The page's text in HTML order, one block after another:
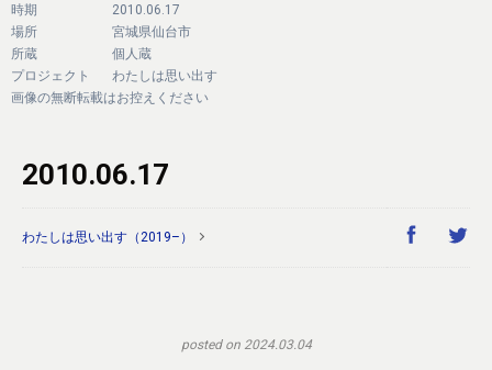
時期
2010.06.17
場所
宮城県仙台市
所蔵
個人蔵
プロジェクト
わたしは思い出す
画像の無断転載はお控えください
2010.06.17
わたしは思い出す（2019–）
posted on 2024.03.04